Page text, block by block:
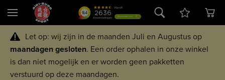
Let op: wij zijn in de maanden Juli en Augustus op
maandagengesloten. Een order ophalen in onze winkel
is dan niet mogelijk en er worden geen pakketten
verstuurd op deze maandagen.